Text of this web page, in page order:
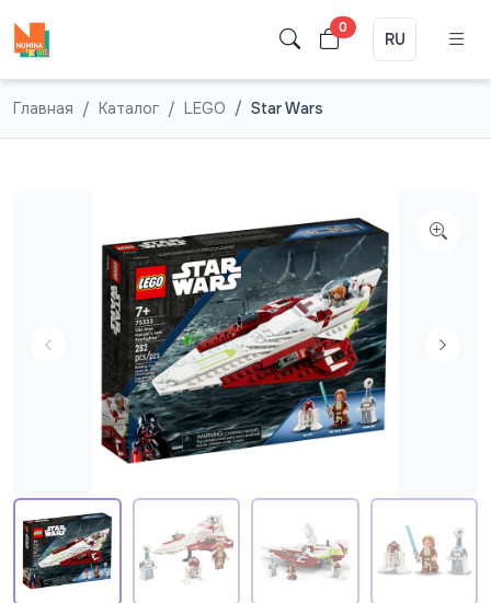
0
RU
Главная Каталог LEGO Star Wars